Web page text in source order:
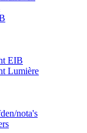
EIB
Lumière
nota's